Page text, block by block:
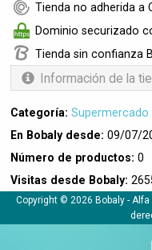
Tienda no adherida a
Dominio securizado
Tienda sin confianza
Información de la
Categoría: Supermercado
En Bobaly desde: 09/07/
Número de productos: 0
Visitas desde Bobaly:
Copyright © 2026 Bobaly - Alfa